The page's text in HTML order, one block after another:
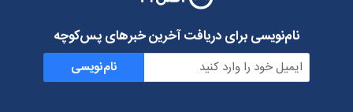
نام‌نویسی برای دریافت آخرین خبرهای پس‌کوچه
نام‌نویسی